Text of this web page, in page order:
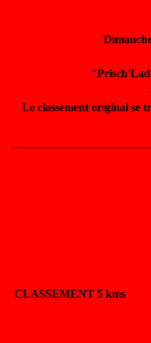
Le classement original se
CLASSEMENT 5 kms